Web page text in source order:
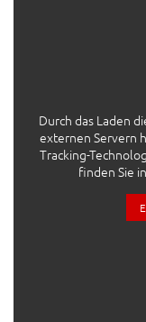
Durch das Laden
externen Servern
Tracking-
finden Sie